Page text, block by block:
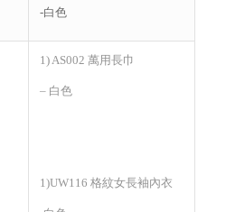
-白色
1) AS002 萬用長巾
– 白色
1)UW116 格紋女長袖內衣